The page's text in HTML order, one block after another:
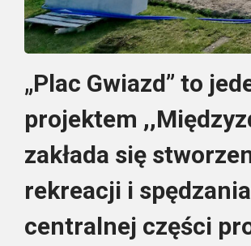
„Plac Gwiazd” to
projektem
zakłada się
rekreacji i
centralnej części